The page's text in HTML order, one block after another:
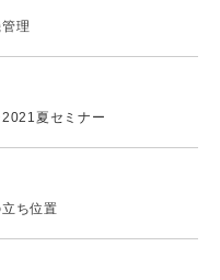
理
夏セミナー
ち位置